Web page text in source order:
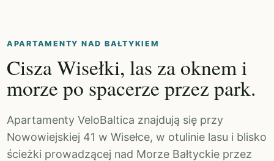
APARTAMENTY NAD BAŁTYKIEM
Cisza Wisełki, las za oknem i
morze po spacerze przez park.
Apartamenty VeloBaltica znajdują się przy
Nowowiejskiej 41 w Wisełce, w otulinie lasu i blisko
ścieżki prowadzącej nad Morze Bałtyckie przez